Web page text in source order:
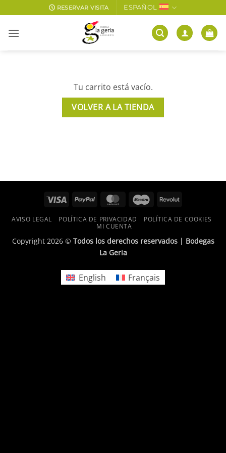
al
contenido
RESERVAR VISITA ESPAÑOL
Tu carrito está vacío.
VOLVER A LA TIENDA
Visa PayPal MasterCardMaestroRevolut
AVISO LEGAL POLÍTICA DE PRIVACIDAD
POLÍTICA DE COOKIES
MI CUENTA
Copyright 2026 © Todos los derechos reservados | Bodegas
La Geria
English Français